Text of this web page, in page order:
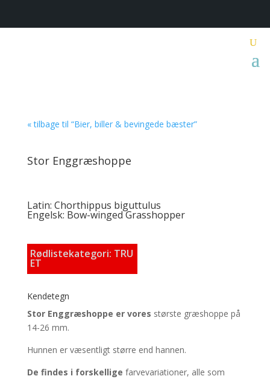
« tilbage til “Bier, biller & bevingede bæster”
Stor Enggræshoppe
Latin: Chorthippus biguttulus
Engelsk: Bow-winged Grasshopper
Rødlistekategori: TRU
ET
Kendetegn
Stor Enggræshoppe er vores største græshoppe på
14-26 mm.
Hunnen er væsentligt større end hannen.
De findes i forskellige farvevariationer, alle som